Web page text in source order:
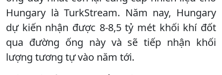
Hungary là TurkStream. Năm nay, Hungary
dự kiến ​​nhận được 8-8,5 tỷ mét khối khí đốt
qua đường ống này và ​​sẽ tiếp nhận khối
lượng tương tự vào năm tới.